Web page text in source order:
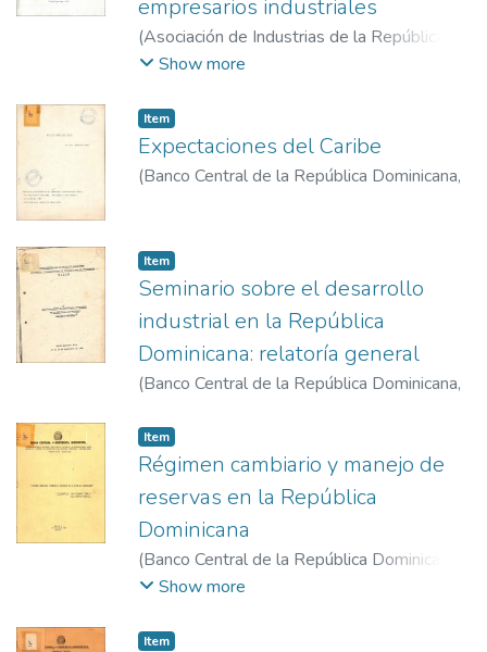
empresarios industriales
(Asociación de Industrias de la República
Dominicana,1987-3-7
Show more
Item
Expectaciones del Caribe
(Banco Central de la República Dominicana,
Item
Seminario sobre el desarrollo
industrial en la República
Dominicana: relatoría general
(Banco Central de la República Dominicana,
Item
Régimen cambiario y manejo de
reservas en la República
Dominicana
(Banco Central de la República Dominicana
1985-7-16 al 19
Show more
Item